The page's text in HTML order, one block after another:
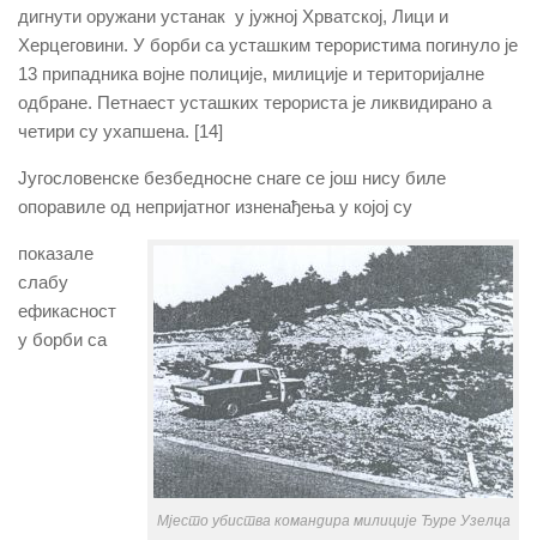
дигнути оружани устанак у јужној Хрватској, Лици и
Херцеговини. У борби са усташким терористима погинуло је
13 припадника војне полиције, милиције и територијалне
одбране. Петнаест усташких терориста је ликвидирано а
четири су ухапшена. [14]
Југословенске безбедносне снаге се још нису биле
опоравиле од непријатног изненађења у којој су
Мјесто убиства командира милиције Ђуре Узелца
показале
слабу
ефикасност
у борби са